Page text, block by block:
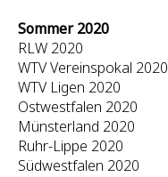
Sommer 2020
RLW 2020
WTV Vereinspokal 2020
WTV Ligen 2020
Ostwestfalen 2020
Münsterland 2020
Ruhr-Lippe 2020
Südwestfalen 2020